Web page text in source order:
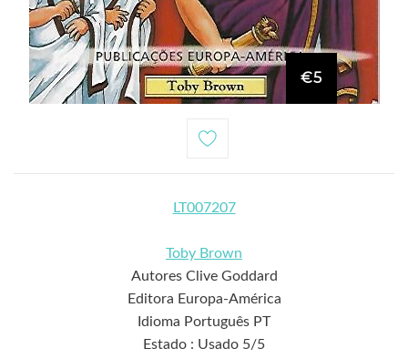
€5
LT007207
Toby Brown
Autores Clive Goddard
Editora Europa-América
Idioma Português PT
Estado : Usado 5/5